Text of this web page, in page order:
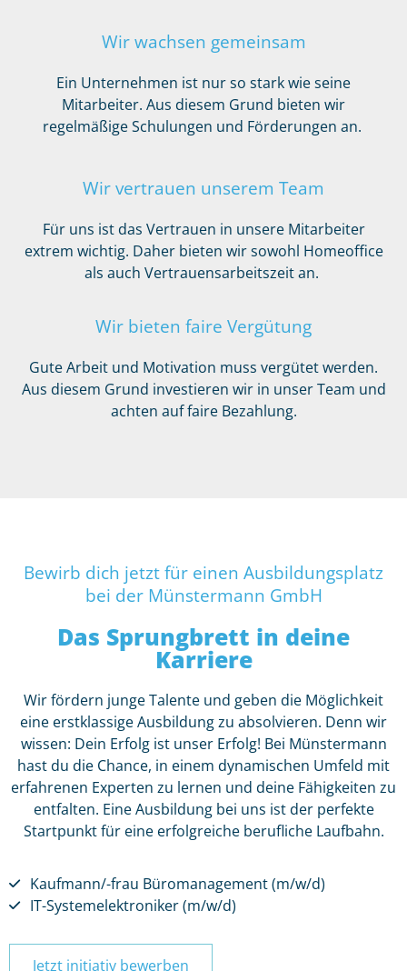
Wir wachsen gemeinsam
Ein Unternehmen ist nur so stark wie seine
Mitarbeiter. Aus diesem Grund bieten wir
regelmäßige Schulungen und Förderungen an.
Wir vertrauen unserem Team
Für uns ist das Vertrauen in unsere Mitarbeiter
extrem wichtig. Daher bieten wir sowohl Homeoffice
als auch Vertrauensarbeitszeit an.
Wir bieten faire Vergütung
Gute Arbeit und Motivation muss vergütet werden.
Aus diesem Grund investieren wir in unser Team und
achten auf faire Bezahlung.
Bewirb dich jetzt für einen Ausbildungsplatz
bei der Münstermann GmbH
Das Sprungbrett in deine
Karriere
Wir fördern junge Talente und geben die Möglichkeit
eine erstklassige Ausbildung zu absolvieren. Denn wir
wissen: Dein Erfolg ist unser Erfolg! Bei Münstermann
hast du die Chance, in einem dynamischen Umfeld mit
erfahrenen Experten zu lernen und deine Fähigkeiten zu
entfalten. Eine Ausbildung bei uns ist der perfekte
Startpunkt für eine erfolgreiche berufliche Laufbahn.
Kaufmann/-frau Büromanagement (m/w/d)
IT-Systemelektroniker (m/w/d)
Jetzt initiativ bewerben